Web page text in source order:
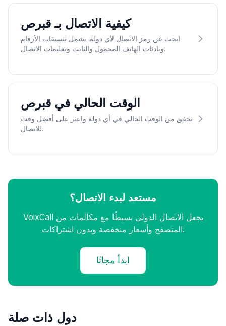
كيفية الاتصال بـ قبرص
ابحث عن رمز الاتصال لأي دولة. يشمل تنسيقات الأرقام
وبادئات الهاتف المحمول والثابت وتعليمات الاتصال.
الوقت الحالي في قبرص
تحقق من الوقت الحالي في أي دولة واعثر على أفضل وقت
للاتصال.
مستعد لبدء الاتصال؟
VoixCall يجعل الاتصال الدولي بسيطًا مع مكالمات من
المتصفح وأسعار منخفضة وبدون اشتراكات.
ابدأ مجانًا
دول ذات صلة